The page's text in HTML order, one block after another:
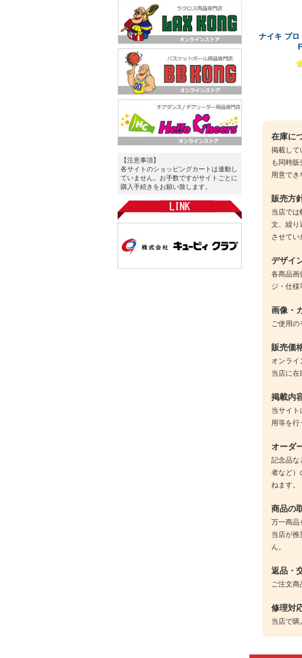
【注意事項】
各サイトのショッピングカートは連動し
ていません。お手数ですがサイトごとに
購入手続きをお願い致します。
ナイキ プ
在庫に
掲載して
も同時
用意でき
販売方
当店では
文、繰り
させてい
デザイ
各商品画
ジ・仕様
画像・
ご使用の
販売価
オンライ
当店に在
掲載内
当サイト
用等を行
オーダ
記念品な
者など）
ねます。
商品の
万一商品
当店が推
ん。
返品・
ご注文商
修理対
当店で購